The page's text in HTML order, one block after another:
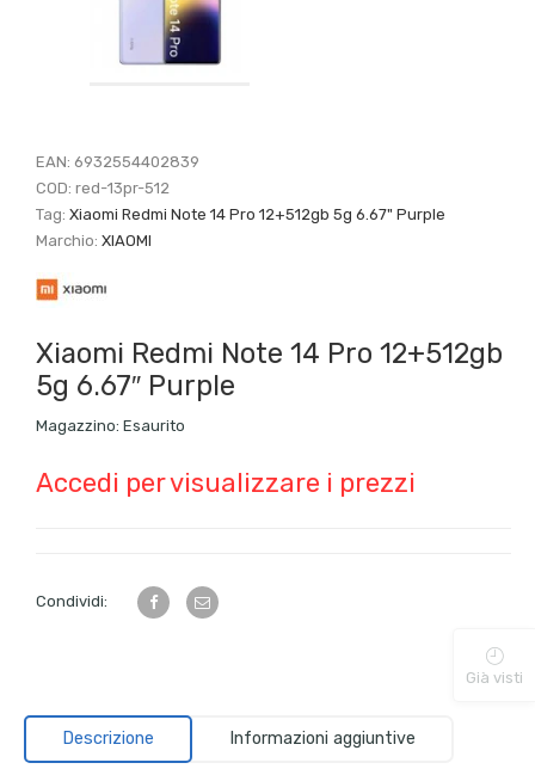
EAN: 6932554402839
COD:red-13pr-512
Tag:Xiaomi Redmi Note 14 Pro 12+512gb 5g 6.67" Purple
Marchio:XIAOMI
Xiaomi Redmi Note 14 Pro 12+512gb
5g 6.67″ Purple
Magazzino: Esaurito
Accedi per visualizzare i prezzi
Condividi:
Descrizione Informazioni aggiuntive
Già visti